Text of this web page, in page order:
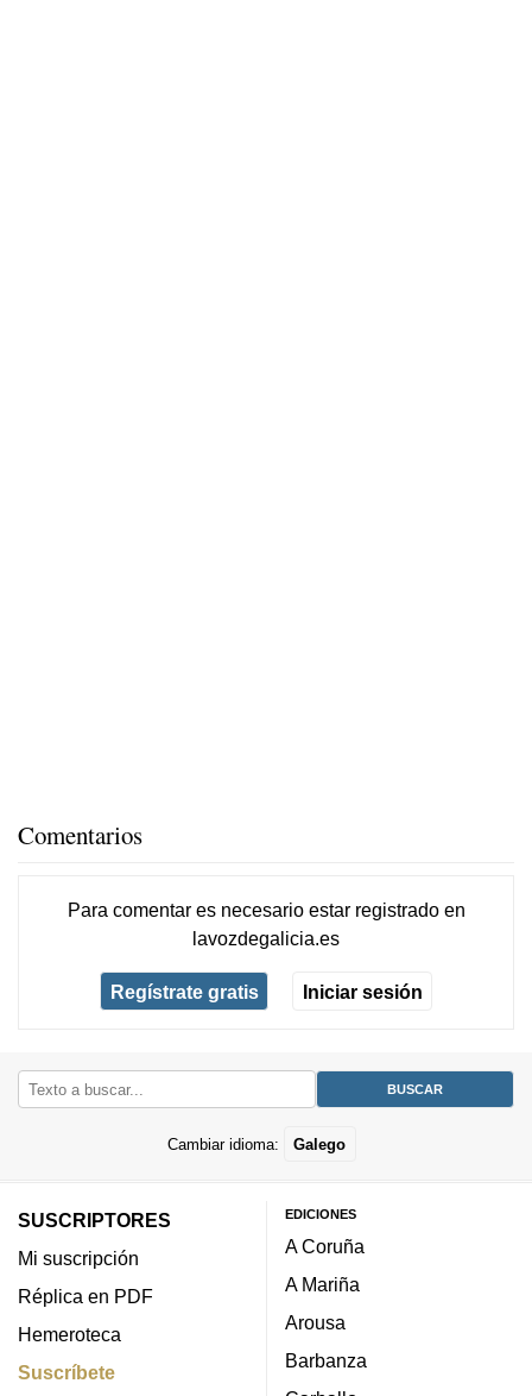
Comentarios
Para comentar es necesario estar registradoen
lavozdegalicia.es
Regístrate gratis Iniciar sesión
Cambiar idioma: Galego
SUSCRIPTORES
Mi suscripción
Réplica en PDF
Hemeroteca
Suscríbete
EDICIONES
A Coruña
A Mariña
Arousa
Barbanza